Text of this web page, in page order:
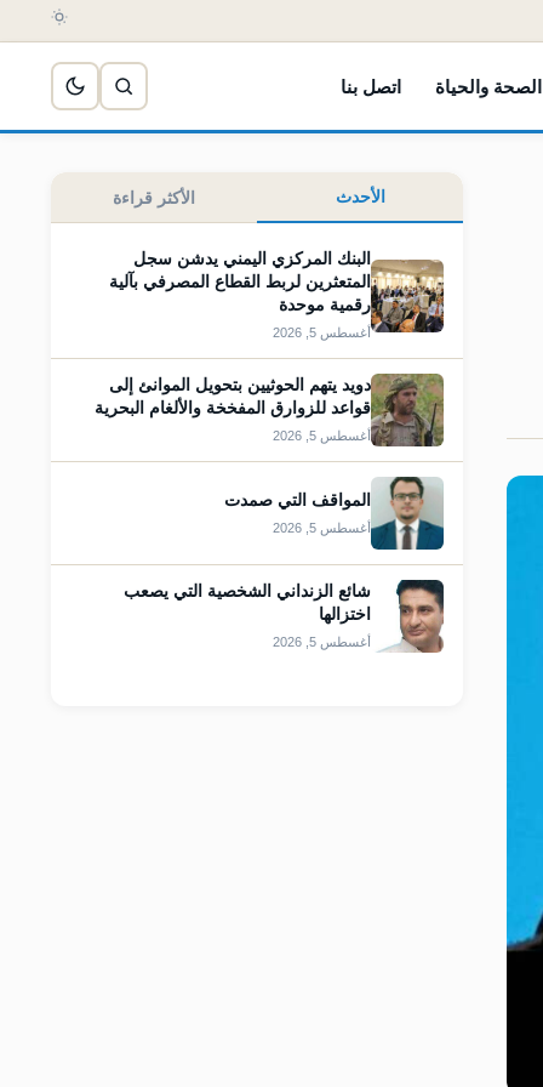
الصحة والحياة اتصل بنا
الأحدث الأكثر قراءة
البنك المركزي اليمني يدشن سجل
المتعثرين لربط القطاع المصرفي بآلية
رقمية موحدة
أغسطس 5, 2026
دويد يتهم الحوثيين بتحويل الموانئ إلى
قواعد للزوارق المفخخة والألغام البحرية
أغسطس 5, 2026
المواقف التي صمدت
أغسطس 5, 2026
شائع الزنداني الشخصية التي يصعب
اختزالها
أغسطس 5, 2026